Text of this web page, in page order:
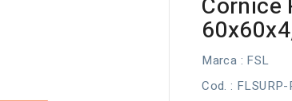
Cornice
Marca : FSL
Cod. : FLSURP-